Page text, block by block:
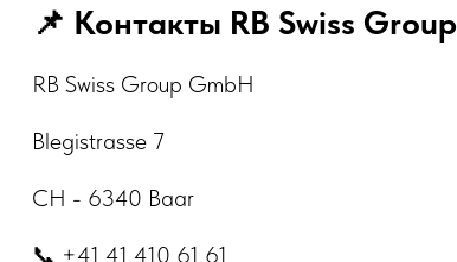
📌 Контакты RB Swiss Group
RB Swiss Group GmbH
Blegistrasse 7
CH - 6340 Baar
📞 +41 41 410 61 61